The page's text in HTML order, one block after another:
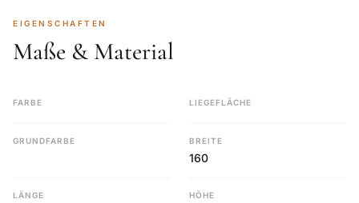
EIGENSCHAFTEN
Maße & Material
FARBE LIEGEFLÄCHE
GRUNDFARBE BREITE
160
LÄNGE HÖHE